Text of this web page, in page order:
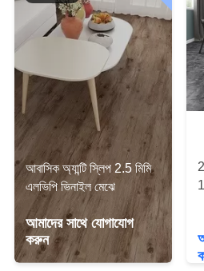
আমাদের
সম্পর্কে
কারখানা
ভ্রমণ
মান
নিয়ন্ত্রণ
NO
আবাসিক অ্যান্টি স্লিপ 2.5 মিমি
এলভিপি ভিনাইল মেঝে
আমাদের সাথে যোগাযোগ
করুন